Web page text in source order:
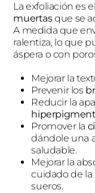
La exfoliación es
muertasque se
A medida que
ralentiza, lo que
áspera o con
Mejorar la
Prevenir los
Reducir la
Promover la
dándole una
saludable.
Mejorar la
cuidado de la
sueros.